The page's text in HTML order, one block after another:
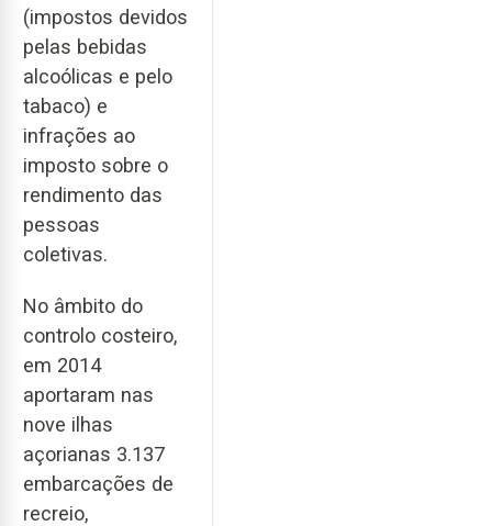
(impostos devidos
pelas bebidas
alcoólicas e pelo
tabaco) e
infrações ao
imposto sobre o
rendimento das
pessoas
coletivas.
No âmbito do
controlo costeiro,
em 2014
aportaram nas
nove ilhas
açorianas 3.137
embarcações de
recreio,